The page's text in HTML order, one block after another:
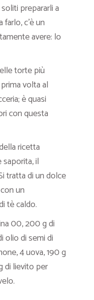
prepararli a
c’è un
avere: lo
torte più
volta al
è quasi
con questa
ricetta
il
tratta di un dolce
un
tè caldo.
00, 200 g di
olio di semi di
4 uova, 190 g
di lievito per